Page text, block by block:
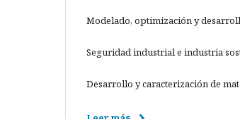
Modelado, optimización y
Seguridad industrial e industria
Desarrollo y caracterización de